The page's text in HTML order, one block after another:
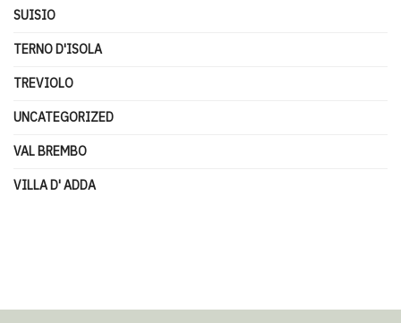
SUISIO
TERNO D'ISOLA
TREVIOLO
UNCATEGORIZED
VAL BREMBO
VILLA D' ADDA